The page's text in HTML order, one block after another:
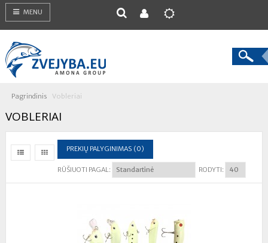
MENU
Pagrindinis Vobleriai
VOBLERIAI
PREKIŲ PALYGINIMAS (0)
RŪŠIUOTI PAGAL: RODYTI: